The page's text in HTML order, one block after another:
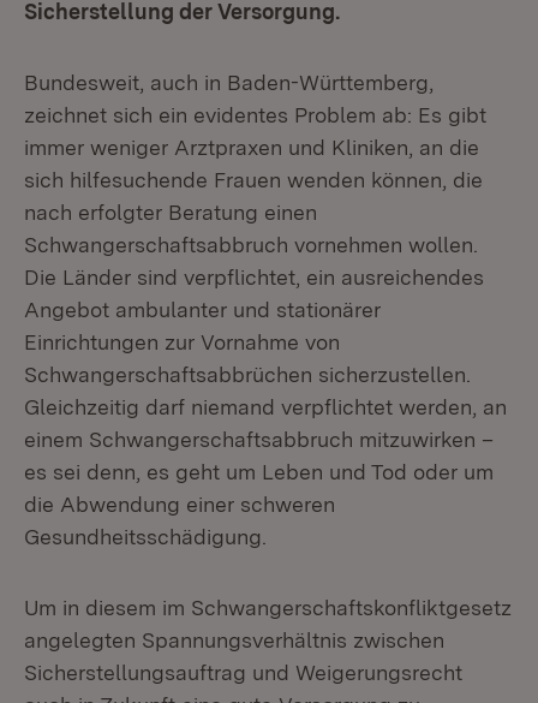
Sicherstellung der Versorgung.
Bundesweit, auch in Baden-Württemberg,
zeichnet sich ein evidentes Problem ab: Es gibt
immer weniger Arztpraxen und Kliniken, an die
sich hilfesuchende Frauen wenden können, die
nach erfolgter Beratung einen
Schwangerschaftsabbruch vornehmen wollen.
Die Länder sind verpflichtet, ein ausreichendes
Angebot ambulanter und stationärer
Einrichtungen zur Vornahme von
Schwangerschaftsabbrüchen sicherzustellen.
Gleichzeitig darf niemand verpflichtet werden, an
einem Schwangerschaftsabbruch mitzuwirken –
es sei denn, es geht um Leben und Tod oder um
die Abwendung einer schweren
Gesundheitsschädigung.
Um in diesem im Schwangerschaftskonfliktgesetz
angelegten Spannungsverhältnis zwischen
Sicherstellungsauftrag und Weigerungsrecht